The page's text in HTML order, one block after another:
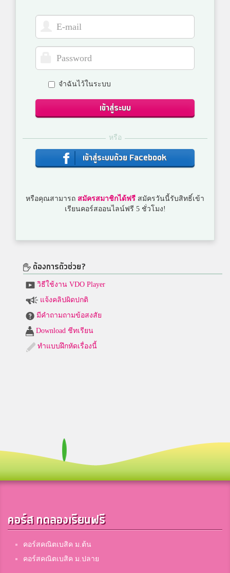
จำฉันไว้ในระบบ
เข้าสู่ระบบ
หรือ
เข้าสู่ระบบด้วย Facebook
หรือคุณสามารถ สมัครสมาชิกได้ฟรี สมัครวันนี้รับสิทธิ์เข้า
เรียนคอร์สออนไลน์ฟรี 5 ชั่วโมง!
ต้องการตัวช่วย?
วิธีใช้งาน VDO Player
แจ้งคลิปผิดปกติ
มีคำถามถามข้อสงสัย
Download ชีทเรียน
ทำแบบฝึกหัดเรื่องนี้
คอร์ส ทดลองเรียนฟรี
คอร์สคณิตเบสิค ม.ต้น
คอร์สคณิตเบสิค ม.ปลาย